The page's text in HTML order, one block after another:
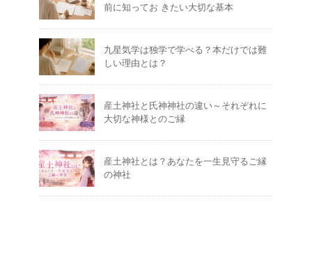
前に知ってお きたい大切な基本
九星気学は独学で学べる？本だけでは難
しい理由とは？
産土神社と氏神神社の違い～それぞれに
大切な神様とのご縁
産土神社とは？あなたを一生見守るご縁
の神社